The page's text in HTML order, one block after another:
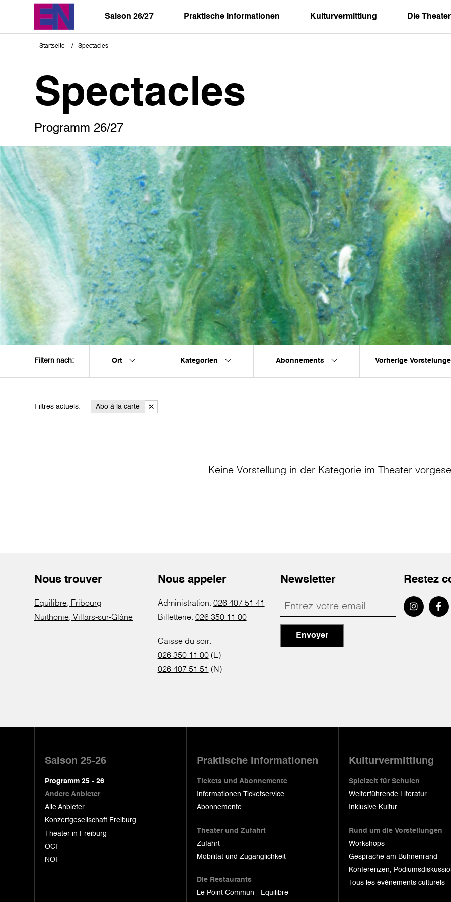
Saison 26/27 Praktische Informationen Kulturvermittlung Die Theater
Pfadnavigation
Startseite Spectacles
Spectacles
Programm 26/27
Filtern nach: Ort Kategorien Abonnements Vorherige
Filtres actuels: Abo à la carte
Keine Vorstellung in der Kategorie im Theater
Nous trouver
Equilibre, Fribourg
Nuithonie, Villars-sur-Glâne
Nous appeler
Administration: 026 407 51 41
Billetterie: 026 350 11 00
Caisse du soir:
026 350 11 00(E)
026 407 51 51 (N)
Newsletter
Envoyer
Restez
Saison 25-26
Programm 25 - 26
Andere Anbieter
Alle Anbieter
Konzertgesellschaft Freiburg
Theater in Freiburg
OCF
NOF
Praktische Informationen
Tickets und Abonnemente
Informationen Ticketservice
Abonnemente
Theater und Zufahrt
Zufahrt
Mobilität und Zugänglichkeit
Die Restaurants
Le Point Commun - Equilibre
Kulturvermittlung
Spielzeit für Schulen
Weiterführende Literatur
Inklusive Kultur
Rund um die Vorstellungen
Workshops
Gespräche am Bühnenrand
Konferenzen,
Tous les événements culturels